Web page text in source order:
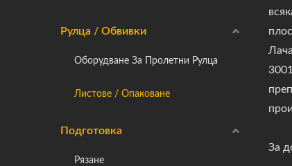
Рулца / Обвивки
Оборудване За Пролетни Рулца
Листове / Опаковане
Подготовка
Рязане
За